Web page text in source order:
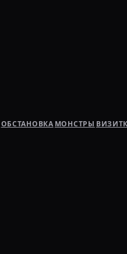
ОБСТАНОВКА МОНСТРЫ